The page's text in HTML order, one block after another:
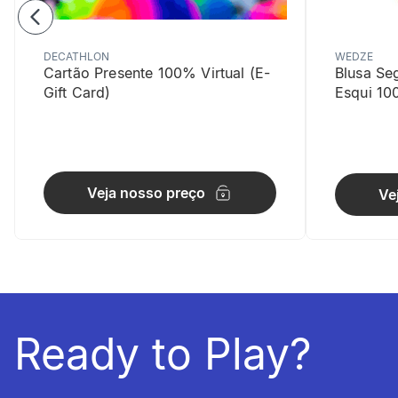
Bolsos
Bolso
DECATHLON
Cartão Presente 100% Virtual (E-
Gift Card)
Veja nosso preço
WEDZE
Blusa
Esqui
Ready to Play?